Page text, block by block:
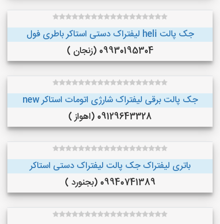
جک پالت heli لیفتراک دستی استاکر باطری فول
09930195304 (زنجان )
جک پالت برقی لیفتراک شارژی اتومات استاکر new
09129643328 (اهواز )
باتری لیفتراک جک پالت لیفتراک دستی استاکر
09940741389 (بجنورد )